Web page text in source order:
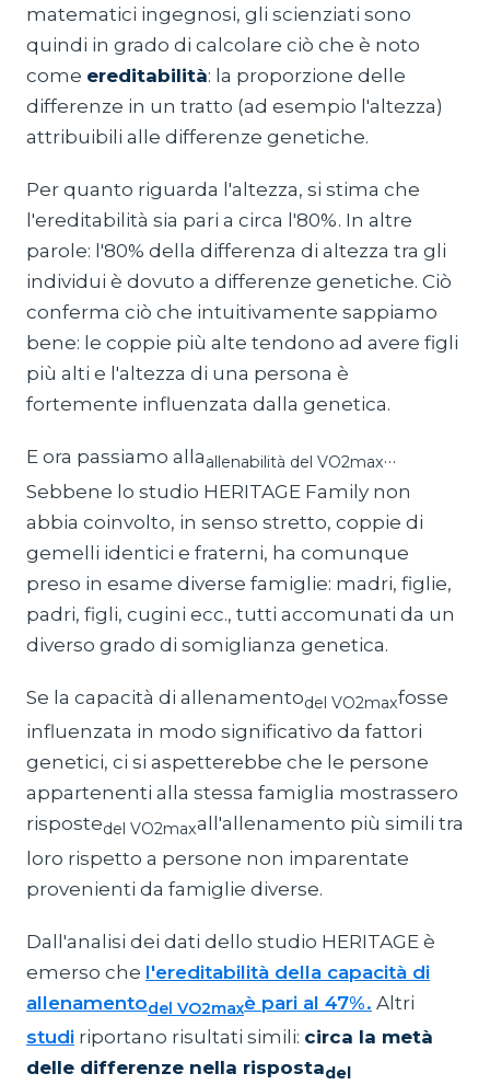
matematici ingegnosi, gli scienziati sono
quindi in grado di calcolare ciò che è noto
come ereditabilità: la proporzione delle
differenze in un tratto (ad esempio l'altezza)
attribuibili alle differenze genetiche.
Per quanto riguarda l'altezza, si stima che
l'ereditabilità sia pari a circa l'80%. In altre
parole: l'80% della differenza di altezza tra gli
individui è dovuto a differenze genetiche. Ciò
conferma ciò che intuitivamente sappiamo
bene: le coppie più alte tendono ad avere figli
più alti e l'altezza di una persona è
fortemente influenzata dalla genetica.
E ora passiamo allaallenabilità del VO2max…
Sebbene lo studio HERITAGE Family non
abbia coinvolto, in senso stretto, coppie di
gemelli identici e fraterni, ha comunque
preso in esame diverse famiglie: madri, figlie,
padri, figli, cugini ecc., tutti accomunati da un
diverso grado di somiglianza genetica.
Se la capacità di allenamentodel VO2maxfosse
influenzata in modo significativo da fattori
genetici, ci si aspetterebbe che le persone
appartenenti alla stessa famiglia mostrassero
rispostedel VO2maxall'allenamento più simili tra
loro rispetto a persone non imparentate
provenienti da famiglie diverse.
Dall'analisi dei dati dello studio HERITAGE è
emerso che l'ereditabilità della capacità di
allenamentodel VO2maxè pari al 47%. Altri
studi riportano risultati simili: circa la metà
delle differenze nella rispostadel